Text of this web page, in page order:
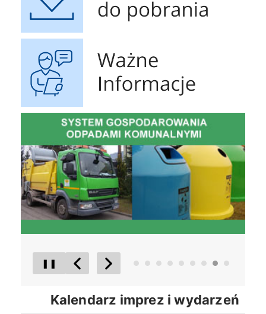
❚❚
Poprzedni Element
Następny Element
Kalendarz imprez i wydarzeń